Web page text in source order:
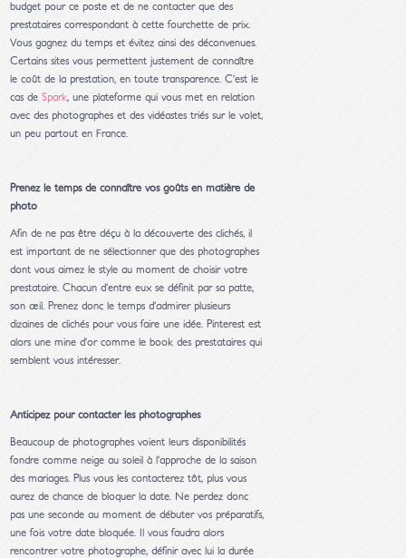
budget pour ce poste et de ne contacter que des
prestataires correspondant à cette fourchette de prix.
Vous gagnez du temps et évitez ainsi des déconvenues.
Certains sites vous permettent justement de connaître
le coût de la prestation, en toute transparence. C’est le
cas deSpark, une plateforme qui vous met en relation
avec des photographes et des vidéastes triés sur le volet,
un peu partout en France.
Prenez le temps de connaître vos goûts en matière de
photo
Afin de ne pas être déçu à la découverte des clichés, il
est important de ne sélectionner que des photographes
dont vous aimez le style au moment de choisir votre
prestataire. Chacun d’entre eux se définit par sa patte,
son œil. Prenez donc le temps d’admirer plusieurs
dizaines de clichés pour vous faire une idée. Pinterest est
alors une mine d’or comme le book des prestataires qui
semblent vous intéresser.
Anticipez pour contacter les photographes
Beaucoup de photographes voient leurs disponibilités
fondre comme neige au soleil à l’approche de la saison
des mariages. Plus vous les contacterez tôt, plus vous
aurez de chance de bloquer la date. Ne perdez donc
pas une seconde au moment de débuter vos préparatifs,
une fois votre date bloquée. Il vous faudra alors
rencontrer votre photographe, définir avec lui la durée